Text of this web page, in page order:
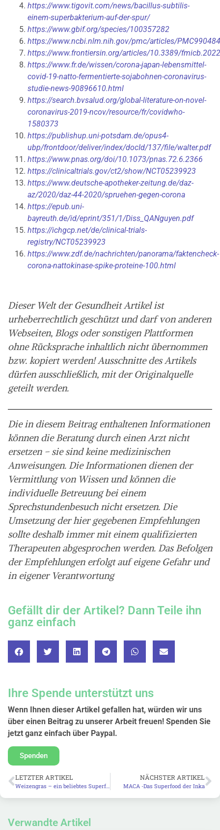
https://www.tigovit.com/news/bacillus-subtilis-
einem-superbakterium-auf-der-spur/
https://www.gbif.org/species/100357282
https://www.ncbi.nlm.nih.gov/pmc/articles/
https://www.frontiersin.org/articles/10.3389/
https://www.fr.de/wissen/corona-japan-lebensmittel-
covid-19-natto-fermentierte-sojabohnen-coronavirus-
studie-news-90896610.html
https://search.bvsalud.org/global-literature-on-novel-
coronavirus-2019-ncov/resource/fr/covidwho-
1580373
https://publishup.uni-potsdam.de/opus4-
ubp/frontdoor/deliver/index/docId/137/file/walter.pdf
https://www.pnas.org/doi/10.1073/pnas.72.6.2366
https://clinicaltrials.gov/ct2/show/NCT05239923
https://www.deutsche-apotheker-zeitung.de/daz-
az/2020/daz-44-2020/spruehen-gegen-corona
https://epub.uni-
bayreuth.de/id/eprint/351/1/Diss_QANguyen.pdf
https://ichgcp.net/de/clinical-trials-
registry/NCT05239923
https://www.zdf.de/nachrichten/panorama/faktencheck-
corona-nattokinase-spike-proteine-100.html
Dieser Welt der Gesundheit Artikel ist
urheberrechtlich geschützt und darf von anderen
Webseiten, Blogs oder sonstigen Plattformen
ohne Rücksprache inhaltlich nicht übernommen
bzw. kopiert werden! Ausschnitte des Artikels
dürfen ausschließlich, mit der Originalquelle
geteilt werden.
Die in diesem Beitrag enthaltenen Informationen
können die Beratung durch einen Arzt nicht
ersetzen – sie sind keine medizinischen
Anweisungen. Die Informationen dienen der
Vermittlung von Wissen und können die
individuelle Betreuung bei einem
Sprechstundenbesuch nicht ersetzen. Die
Umsetzung der hier gegebenen Empfehlungen
sollte deshalb immer mit einem qualifizierten
Therapeuten abgesprochen werden. Das Befolgen
der Empfehlungen erfolgt auf eigene Gefahr und
in eigener Verantwortung
Gefällt dir der Artikel? Dann Teile ihn
ganz einfach
Ihre Spende unterstützt uns
Wenn Ihnen dieser Artikel gefallen hat, würden wir uns
über einen Beitrag zu unserer Arbeit freuen! Spenden Sie
jetzt ganz einfach über Paypal.
Spenden
LETZTER ARTIKEL
Weizengras – ein beliebtes Superfood
NÄCHSTER ARTIKEL
MACA -Das Superfood der Inka
Verwandte Artikel